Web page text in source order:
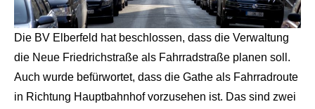
Die BV Elberfeld hat beschlossen, dass die Verwaltung
die Neue Friedrichstraße als Fahrradstraße planen soll.
Auch wurde befürwortet, dass die Gathe als Fahrradroute
in Richtung Hauptbahnhof vorzusehen ist. Das sind zwei